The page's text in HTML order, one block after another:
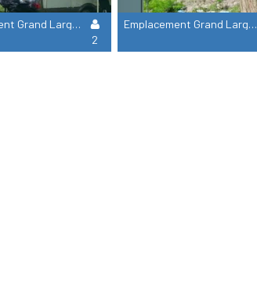
Emplacement Grand Large 120-150 M2 Forfait Deux Personnes Tente Ou Caravane Electricité Comprise
2
Emplacement Grand Large Bord De Riviere Forfait 2 Personnes Voiture Electricité 120-150M2